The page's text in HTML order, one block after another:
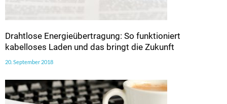
Drahtlose Energieübertragung: So funktioniert
kabelloses Laden und das bringt die Zukunft
20. September 2018